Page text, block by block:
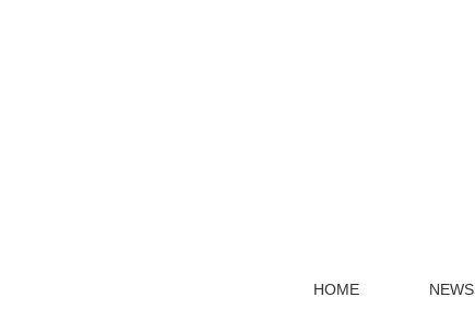
HOME NEWS